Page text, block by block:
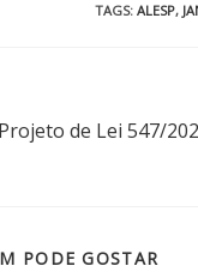
TAGS: ALESP,
de Lei 547/
PODE GOSTAR